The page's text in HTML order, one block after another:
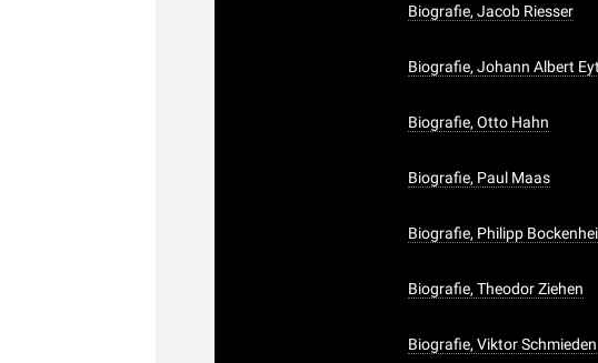
Biografie, Jacob Riesser
Biografie, Johann Albert
Biografie, Otto Hahn
Biografie, Paul Maas
Biografie, Philipp
Biografie, Theodor Ziehen
Biografie, Viktor Schmieden